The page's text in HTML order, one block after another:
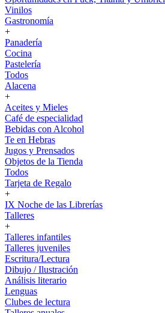
Vinilos
Gastronomía
+
Panadería
Cocina
Pastelería
Todos
Alacena
+
Aceites y Mieles
Café de especialidad
Bebidas con Alcohol
Te en Hebras
Jugos y Prensados
Objetos de la Tienda
Todos
Tarjeta de Regalo
+
IX Noche de las Librerías
Talleres
+
Talleres infantiles
Talleres juveniles
Escritura/Lectura
Dibujo / Ilustración
Análisis literario
Lenguas
Clubes de lectura